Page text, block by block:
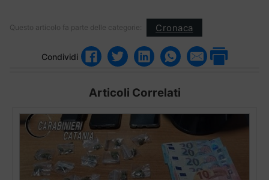
Questo articolo fa parte delle categorie: Cronaca
Condividi
Articoli Correlati